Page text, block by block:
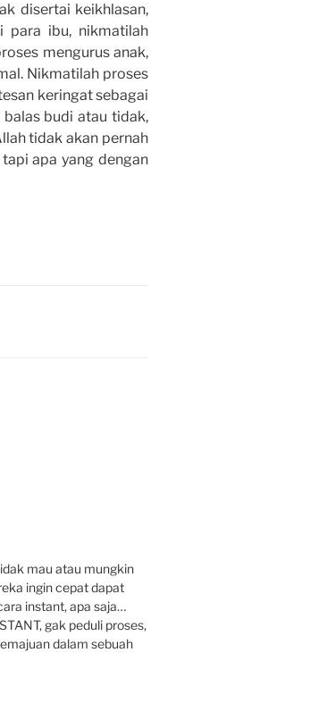
disertai keikhlasan,
para ibu, nikmatilah
mengurus anak,
Nikmatilah proses
keringat sebagai
budi atau tidak,
tidak akan pernah
apa yang dengan
mau atau mungkin
ingin cepat dapat
instant, apa saja…
gak peduli proses,
dalam sebuah